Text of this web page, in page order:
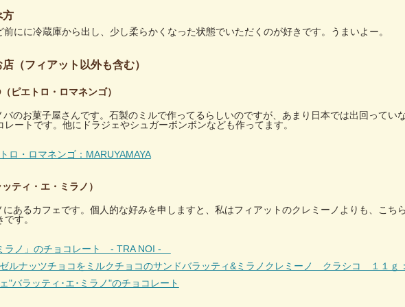
方
にに冷蔵庫から出し、少し柔らかくなった状態でいただくのが好きです。うまいよー。
（フィアット以外も含む）
ピエトロ・ロマネンゴ）
のお菓子屋さんです。石製のミルで作ってるらしいのですが、あまり日本では出回ってい
ートです。他にドラジェやシュガーボンボンなども作ってます。
ロ・ロマネンゴ：MARUYAMAYA
ティ・エ・ミラノ）
あるカフェです。個人的な好みを申しますと、私はフィアットのクレミーノよりも、こち
す。
ラノ」のチョコレート - TRA NOI -
ゼルナッツチョコをミルクチョコのサンドバラッティ&ミラノクレミーノ クラシコ １１ｇ
"バラッティ･エ･ミラノ"のチョコレート